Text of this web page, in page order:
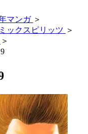
マンガ ＞
ックスピリッツ ＞
＞